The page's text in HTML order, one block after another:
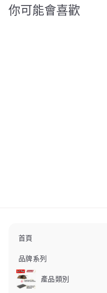
你可能會喜歡
首頁
品牌系列
產品類別